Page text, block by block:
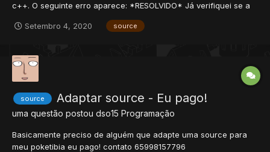
c++. O seguinte erro aparece: *RESOLVIDO* Já verifiquei se a
bin estava selecionada corretamente, e já está. Inclusive esse
executável(\Bin/ld.exe), o qual o erro se refere, está na bin.
Setembro 4, 2020 source
source Adaptar source - Eu pago!
uma questão postou dso15 Programação
Basicamente preciso de alguém que adapte uma source para
meu poketibia eu pago! contato 65998157796